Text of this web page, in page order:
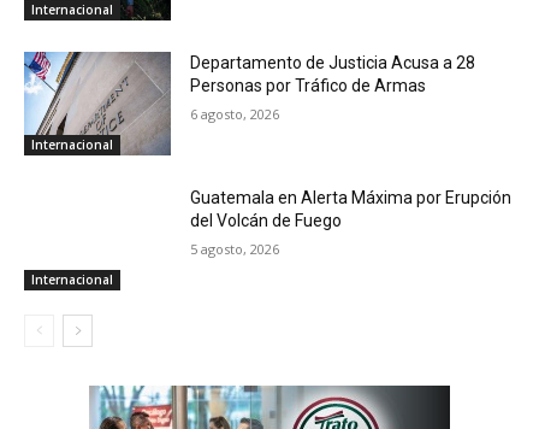
Internacional
Internacional
Departamento de Justicia Acusa a 28
Personas por Tráfico de Armas
6 agosto, 2026
Internacional
Guatemala en Alerta Máxima por Erupción
del Volcán de Fuego
5 agosto, 2026